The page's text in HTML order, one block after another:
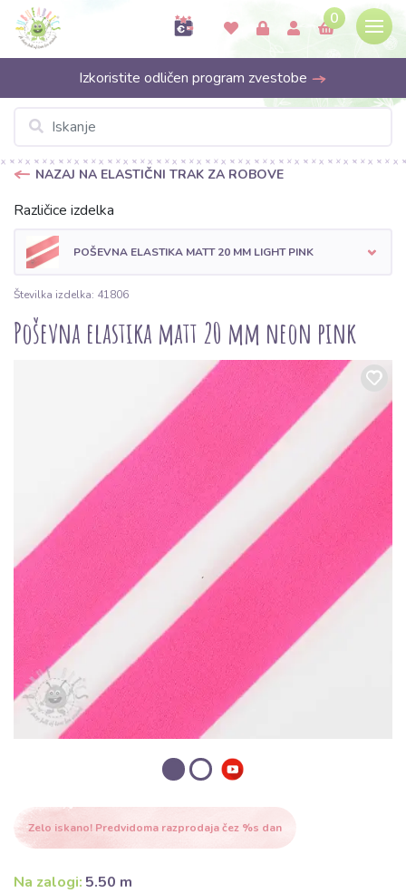
0
Izkoristite odličen program zvestobe
NAZAJ NA ELASTIČNI TRAK ZA ROBOVE
Različice izdelka
POŠEVNA ELASTIKA MATT 20 MM LIGHT PINK
Številka izdelka: 41806
Poševna elastika matt 20 mm neon pink
Zelo iskano! Predvidoma razprodaja čez %s dan
Na zalogi: 5.50 m